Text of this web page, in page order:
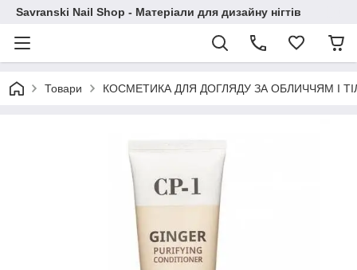
Savranski Nail Shop - Матеріали для дизайну нігтів
Товари КОСМЕТИКА ДЛЯ ДОГЛЯДУ ЗА ОБЛИЧЧЯМ І